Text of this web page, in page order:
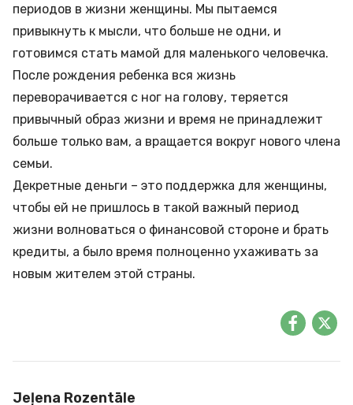
периодов в жизни женщины. Мы пытаемся
привыкнуть к мысли, что больше не одни, и
готовимся стать мамой для маленького человечка.
После рождения ребенка вся жизнь
переворачивается с ног на голову, теряется
привычный образ жизни и время не принадлежит
больше только вам, а вращается вокруг нового члена
семьи.
Декретные деньги – это поддержка для женщины,
чтобы ей не пришлось в такой важный период
жизни волноваться о финансовой стороне и брать
кредиты, а было время полноценно ухаживать за
новым жителем этой страны.
Jeļena Rozentāle